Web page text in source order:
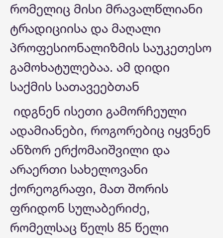
რომელიც მისი მრავალწლიანი
ტრადიციისა და მაღალი
პროფესიონალიზმის საუკეთესო
გამოხატულებაა. ამ დიდი
საქმის სათავეებთან
იდგნენ ისეთი გამორჩეული
ადამიანები, როგორებიც იყვნენ
ანზორ ერქომაიშვილი და
არაერთი სახელოვანი
ქორეოგრაფი, მათ შორის
ფრიდონ სულაბერიძე,
რომელსაც წელს 85 წელი